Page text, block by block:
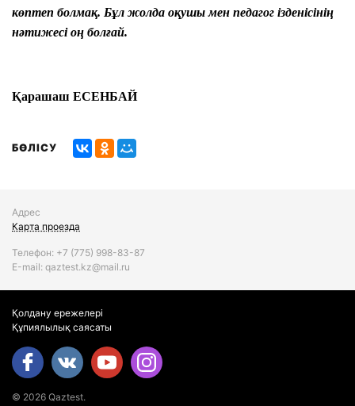
көптеп болмақ. Бұл жолда оқушы мен педагог ізденісінің
нәтижесі оң болғай.
Қарашаш ЕСЕНБАЙ
БӨЛІСУ
Адрес
Карта проезда
Телефон: +7 (775) 998-83-87
Е-mail: qaztest.kz@mail.ru
© 2026 Qaztest.
Қолдану ережелері
Құпиялылық саясаты